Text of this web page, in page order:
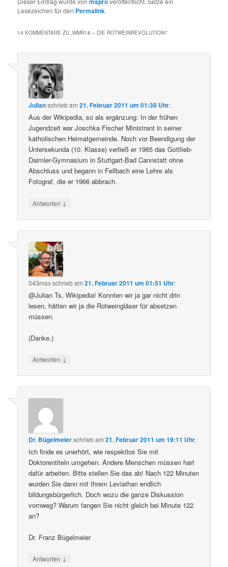
Lesezeichen für den Permalink.
14 KOMMENTARE ZU „WMR18 – DIE ROTWEINREVOLUTION!“
Julianschriebam21. Februar 2011 um 01:38 Uhr:
Aus der Wikipedia, so als ergänzung: In der frühen
Jugendzeit war Joschka Fischer Ministrant in seiner
katholischen Heimatgemeinde. Noch vor Beendigung der
Untersekunda (10. Klasse) verließ er 1965 das Gottlieb-
Daimler-Gymnasium in Stuttgart-Bad Cannstatt ohne
Abschluss und begann in Fellbach eine Lehre als
Fotograf, die er 1966 abbrach.
Antworten ↓
343maxschriebam21. Februar 2011 um 01:51 Uhr:
@Julian Ts, Wikipedia! Konnten wir ja gar nicht drin
lesen, hätten wir ja die Rotweingläser für absetzen
müssen.
(Danke.)
Antworten ↓
Dr. Bügelmeierschriebam21. Februar 2011 um 19:11 Uhr:
Ich finde es unerhört, wie respektlos Sie mit
Doktorentiteln umgehen. Andere Menschen müssen hart
dafür arbeiten. Bitte stellen Sie das ab! Nach 122 Minuten
wurden Sie dann mit Ihrem Leviathan endlich
bildungsbürgerlich. Doch wozu die ganze Diskussion
vornweg? Warum fangen Sie nicht gleich bei Minute 122
an?
Dr. Franz Bügelmeier
Antworten ↓